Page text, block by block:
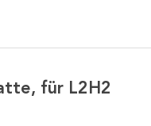
für L2H2